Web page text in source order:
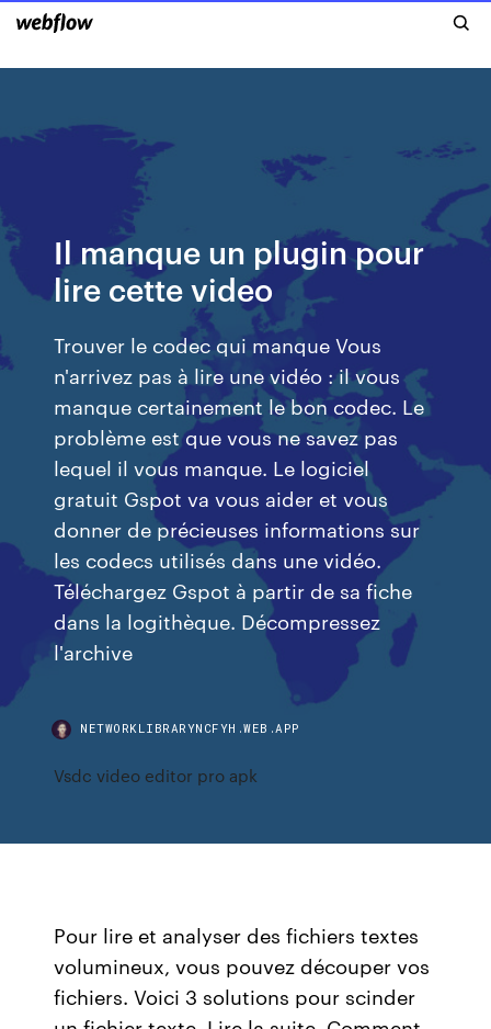
Il manque un plugin pour
lire cette video
Trouver le codec qui manque Vous
n'arrivez pas à lire une vidéo : il vous
manque certainement le bon codec. Le
problème est que vous ne savez pas
lequel il vous manque. Le logiciel
gratuit Gspot va vous aider et vous
donner de précieuses informations sur
les codecs utilisés dans une vidéo.
Téléchargez Gspot à partir de sa fiche
dans la logithèque. Décompressez
l'archive
NETWORKLIBRARYNCFYH.WEB.APP
Vsdc video editor pro apk
Pour lire et analyser des fichiers textes
volumineux, vous pouvez découper vos
fichiers. Voici 3 solutions pour scinder